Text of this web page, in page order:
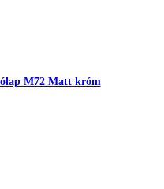
M72 Matt króm